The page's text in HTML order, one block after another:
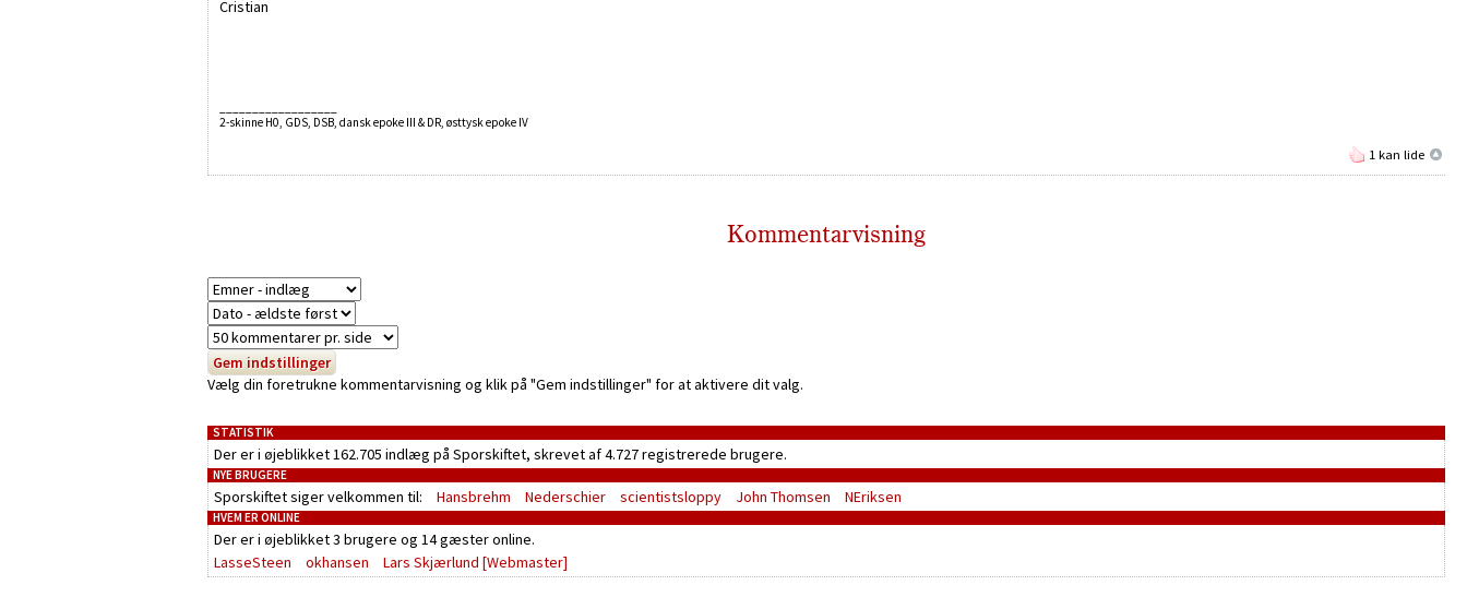
Cristian
2-skinne H0, GDS, DSB, dansk epoke III & DR, østtysk epoke IV
1 kan lide
Kommentarvisning
Vælg din foretrukne kommentarvisning og klik på "Gem indstillinger" for at aktivere dit valg.
STATISTIK
Der er i øjeblikket 162.705 indlæg på Sporskiftet, skrevet af 4.727 registrerede brugere.
NYE BRUGERE
Sporskiftet siger velkommen til: Hansbrehm Nederschier scientistsloppy John Thomsen NEriksen
HVEM ER ONLINE
Der er i øjeblikket3 brugere og 14 gæsteronline.
LasseSteen
okhansen Lars Skjærlund [Webmaster]